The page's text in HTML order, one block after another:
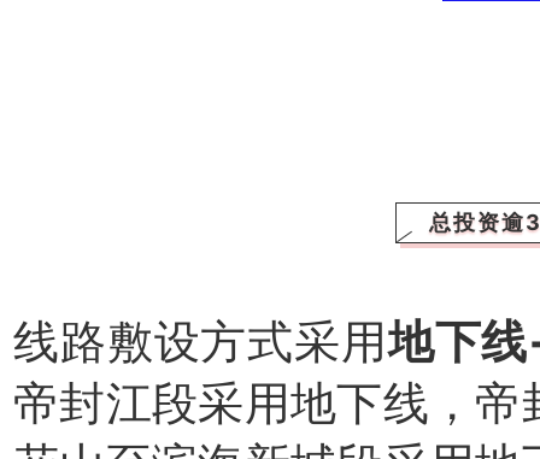
总投资逾
线路敷设方式采用地下
帝封江段采用地下线，